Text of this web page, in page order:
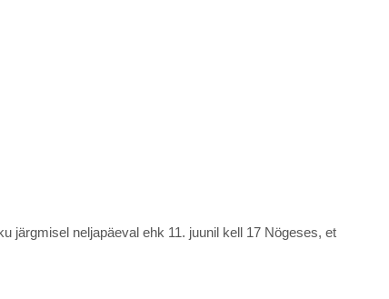
järgmisel neljapäeval ehk 11. juunil kell 17 Nögeses, et